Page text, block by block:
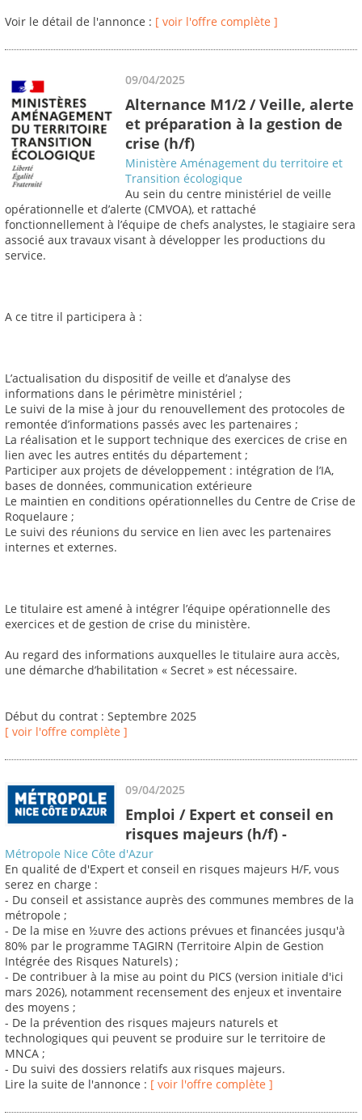
Voir le détail de l'annonce : [ voir l'offre complète ]
09/04/2025
Alternance M1/2 / Veille, alerte
et préparation à la gestion de
crise (h/f)
Ministère Aménagement du territoire et
Transition écologique
Au sein du centre ministériel de veille
opérationnelle et d’alerte (CMVOA), et rattaché
fonctionnellement à l’équipe de chefs analystes, le stagiaire sera
associé aux travaux visant à développer les productions du
service.
A ce titre il participera à :
L’actualisation du dispositif de veille et d’analyse des
informations dans le périmètre ministériel ;
Le suivi de la mise à jour du renouvellement des protocoles de
remontée d’informations passés avec les partenaires ;
La réalisation et le support technique des exercices de crise en
lien avec les autres entités du département ;
Participer aux projets de développement : intégration de l’IA,
bases de données, communication extérieure
Le maintien en conditions opérationnelles du Centre de Crise de
Roquelaure ;
Le suivi des réunions du service en lien avec les partenaires
internes et externes.
Le titulaire est amené à intégrer l’équipe opérationnelle des
exercices et de gestion de crise du ministère.
Au regard des informations auxquelles le titulaire aura accès,
une démarche d’habilitation « Secret » est nécessaire.
Début du contrat : Septembre 2025
[ voir l'offre complète ]
09/04/2025
Emploi / Expert et conseil en
risques majeurs (h/f) -
Métropole Nice Côte d'Azur
En qualité de d'Expert et conseil en risques majeurs H/F, vous
serez en charge :
- Du conseil et assistance auprès des communes membres de la
métropole ;
- De la mise en ½uvre des actions prévues et financées jusqu'à
80% par le programme TAGIRN (Territoire Alpin de Gestion
Intégrée des Risques Naturels) ;
- De contribuer à la mise au point du PICS (version initiale d'ici
mars 2026), notamment recensement des enjeux et inventaire
des moyens ;
- De la prévention des risques majeurs naturels et
technologiques qui peuvent se produire sur le territoire de
MNCA ;
- Du suivi des dossiers relatifs aux risques majeurs.
Lire la suite de l'annonce : [ voir l'offre complète ]